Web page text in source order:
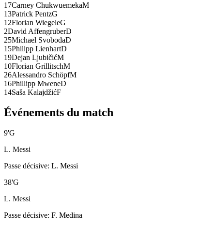
17Carney ChukwuemekaM
13Patrick PentzG
12Florian WiegeleG
2David AffengruberD
25Michael SvobodaD
15Philipp LienhartD
19Dejan LjubičićM
10Florian GrillitschM
26Alessandro SchöpfM
16Phillipp MweneD
14Saša KalajdžićF
Événements du match
9'G
L. Messi
Passe décisive: L. Messi
38'G
L. Messi
Passe décisive: F. Medina